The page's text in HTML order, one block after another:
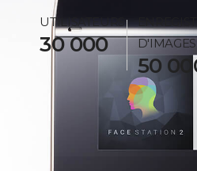
UTILISATEURS
30 000
D'IMAGES
50